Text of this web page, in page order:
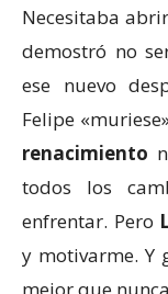
Necesitaba
demostró no
ese nuevo
Felipe
renacimiento
todos los
enfrentar. Pero
y motivarme. Y